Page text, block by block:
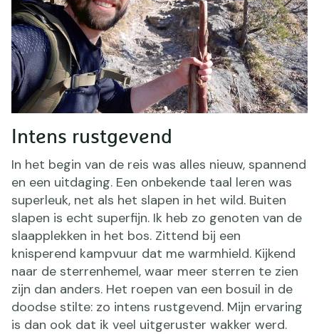
Intens rustgevend
In het begin van de reis was alles nieuw, spannend
en een uitdaging. Een onbekende taal leren was
superleuk, net als het slapen in het wild. Buiten
slapen is echt superfijn. Ik heb zo genoten van de
slaapplekken in het bos. Zittend bij een
knisperend kampvuur dat me warmhield. Kijkend
naar de sterrenhemel, waar meer sterren te zien
zijn dan anders. Het roepen van een bosuil in de
doodse stilte: zo intens rustgevend. Mijn ervaring
is dan ook dat ik veel uitgeruster wakker werd.